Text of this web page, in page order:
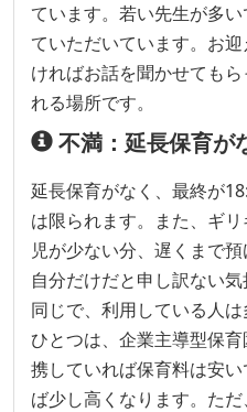
ています。若い先生が多
ていただいています。お
ければお話を聞かせても
れる場所です。
不満：延長保育が
延長保育がなく、最終が
は限られます。また、ギ
児が少ない分、遅くまで
自分だけだと申し訳ない
同じで、利用している人
ひとつは、企業主導型保
携していれば保育料は安
ば少し高くなります。た